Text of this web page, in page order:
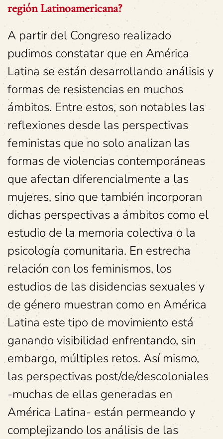
región Latinoamericana?
A partir del Congreso realizado
pudimos constatar que en América
Latina se están desarrollando análisis y
formas de resistencias en muchos
ámbitos. Entre estos, son notables las
reflexiones desde las perspectivas
feministas que no solo analizan las
formas de violencias contemporáneas
que afectan diferencialmente a las
mujeres, sino que también incorporan
dichas perspectivas a ámbitos como el
estudio de la memoria colectiva o la
psicología comunitaria. En estrecha
relación con los feminismos, los
estudios de las disidencias sexuales y
de género muestran como en América
Latina este tipo de movimiento está
ganando visibilidad enfrentando, sin
embargo, múltiples retos. Así mismo,
las perspectivas post/de/descoloniales
-muchas de ellas generadas en
América Latina- están permeando y
complejizando los análisis de las